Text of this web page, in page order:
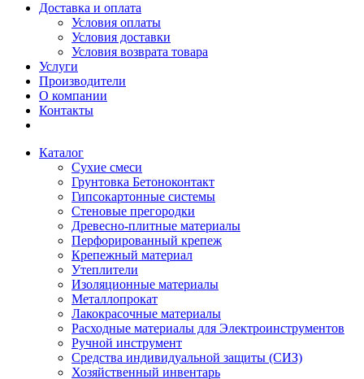
Доставка и оплата
Условия оплаты
Условия доставки
Условия возврата товара
Услуги
Производители
О компании
Контакты
Каталог
Сухие смеси
Грунтовка Бетоноконтакт
Гипсокартонные системы
Стеновые прегородки
Древесно-плитные материалы
Перфорированный крепеж
Крепежный материал
Утеплители
Изоляционные материалы
Металлопрокат
Лакокрасочные материалы
Расходные материалы для Электроинструментов
Ручной инструмент
Средства индивидуальной защиты (СИЗ)
Хозяйственный инвентарь